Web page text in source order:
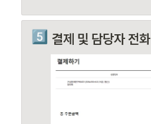
5️⃣ 결제 및 담당자 전화